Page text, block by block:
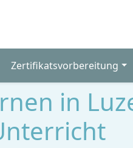
Zertifikatsvorbereitung
in